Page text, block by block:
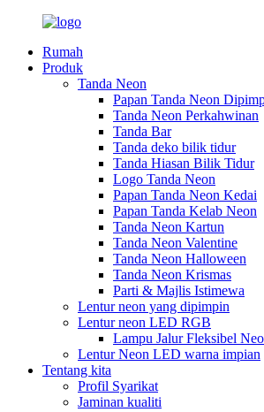
Rumah
Produk
Tanda Neon
Papan Tanda Neon
Tanda Neon Perkahwinan
Tanda Bar
Tanda deko bilik tidur
Tanda Hiasan Bilik Tidur
Logo Tanda Neon
Papan Tanda Neon Kedai
Papan Tanda Kelab Neon
Tanda Neon Kartun
Tanda Neon Valentine
Tanda Neon Halloween
Tanda Neon Krismas
Parti & Majlis Istimewa
Lentur neon yang dipimpin
Lentur neon LED RGB
Lampu Jalur Fleksibel
Lentur Neon LED warna impian
Tentang kita
Profil Syarikat
Jaminan kualiti